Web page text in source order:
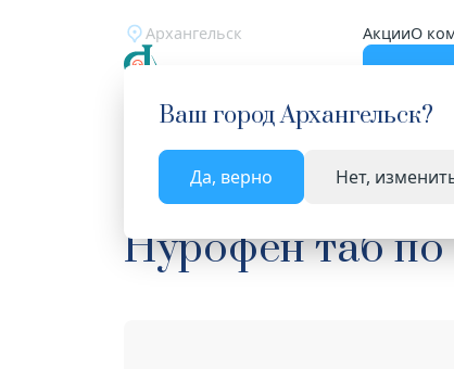
Архангельск АкцииО
Ваш городАрхангельск?
Да, верно Нет,
Главная Каталог Лекарства и БАД
Нурофен таб